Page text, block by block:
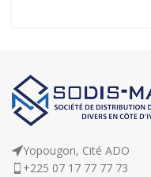
Yopougon, Cité ADO
+225 07 17 77 77 73